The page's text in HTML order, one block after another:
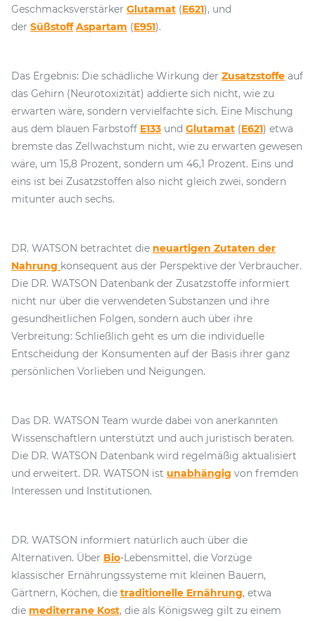
Geschmacksverstärker Glutamat (E621), und
der Süßstoff Aspartam (E951).
Das Ergebnis: Die schädliche Wirkung der Zusatzstoffe auf
das Gehirn (Neurotoxizität) addierte sich nicht, wie zu
erwarten wäre, sondern vervielfachte sich. Eine Mischung
aus dem blauen Farbstoff E133 und Glutamat (E621) etwa
bremste das Zellwachstum nicht, wie zu erwarten gewesen
wäre, um 15,8 Prozent, sondern um 46,1 Prozent. Eins und
eins ist bei Zusatzstoffen also nicht gleich zwei, sondern
mitunter auch sechs.
DR. WATSON betrachtet die neuartigen Zutaten der
Nahrung konsequent aus der Perspektive der Verbraucher.
Die DR. WATSON Datenbank der Zusatzstoffe informiert
nicht nur über die verwendeten Substanzen und ihre
gesundheitlichen Folgen, sondern auch über ihre
Verbreitung: Schließlich geht es um die individuelle
Entscheidung der Konsumenten auf der Basis ihrer ganz
persönlichen Vorlieben und Neigungen.
Das DR. WATSON Team wurde dabei von anerkannten
Wissenschaftlern unterstützt und auch juristisch beraten.
Die DR. WATSON Datenbank wird regelmäßig aktualisiert
und erweitert. DR. WATSON ist unabhängig von fremden
Interessen und Institutionen.
DR. WATSON informiert natürlich auch über die
Alternativen. Über Bio-Lebensmittel, die Vorzüge
klassischer Ernährungssysteme mit kleinen Bauern,
Gärtnern, Köchen, die traditionelle Ernährung, etwa
die mediterrane Kost, die als Königsweg gilt zu einem